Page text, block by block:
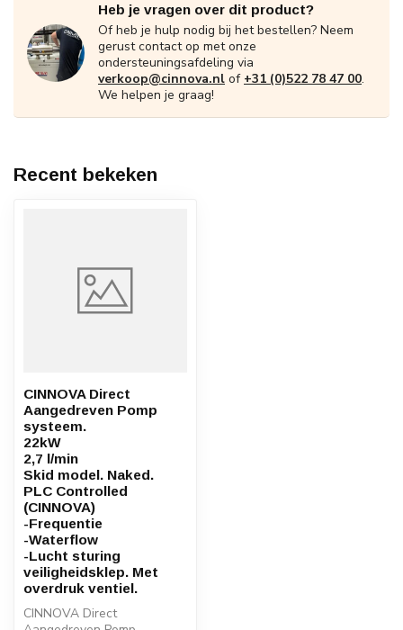
Heb je vragen over dit product?
Of heb je hulp nodig bij het bestellen? Neem
gerust contact op met onze
ondersteuningsafdeling via
verkoop@cinnova.nl of +31 (0)522 78 47 00.
We helpen je graag!
Recent bekeken
CINNOVA Direct
Aangedreven Pomp
systeem.
22kW
2,7 l/min
Skid model. Naked.
PLC Controlled
(CINNOVA)
-Frequentie
-Waterflow
-Lucht sturing
veiligheidsklep. Met
overdruk ventiel.
CINNOVA Direct